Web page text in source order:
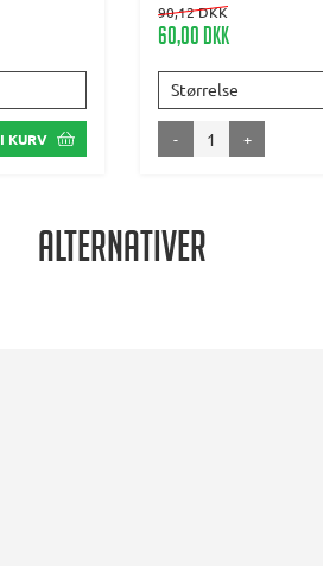
KURV
90,12 DKK
60,00 DKK
Størrelse
- +
Alternativer